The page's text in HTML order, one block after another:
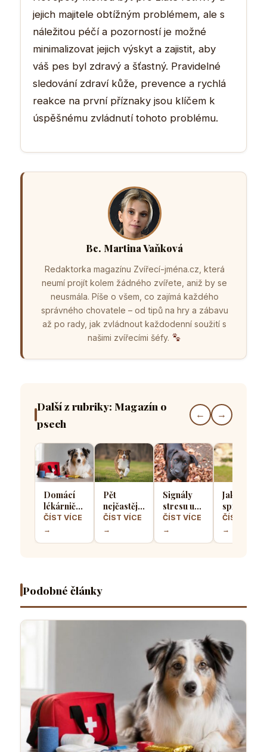
jejich majitele obtížným problémem, ale s
náležitou péčí a pozorností je možné
minimalizovat jejich výskyt a zajistit, aby
váš pes byl zdravý a šťastný. Pravidelné
sledování zdraví kůže, prevence a rychlá
reakce na první příznaky jsou klíčem k
úspěšnému zvládnutí tohoto problému.
Bc. Martina Vaňková
Redaktorka magazínu Zvířecí-jména.cz, která
neumí projít kolem žádného zvířete, aniž by se
neusmála. Píše o všem, co zajímá každého
správného chovatele – od tipů na hry a zábavu
až po rady, jak zvládnout každodenní soužití s
našimi zvířecími šéfy.
Další z rubriky: Magazín o
psech
← →
Domácí
lékárnička
pro psa
aneb Co
musíte mít
nouze
ČÍST VÍCE
→
Pět
nejčastějších
chyb při
výcviku
přivolání
ČÍST VÍCE
→
Signály
stresu u
psů: Jak
poznat, že
se váš
ČÍST VÍCE
→
Jak
správně
štěně, aby
z něj
ČÍST VÍCE
→
Podobné články